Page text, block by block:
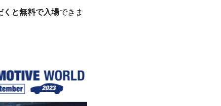
くと無料で入場できま